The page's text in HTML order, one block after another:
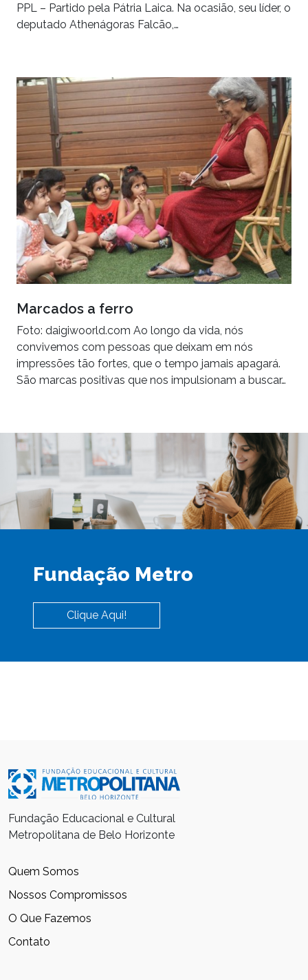
PPL – Partido pela Pátria Laica. Na ocasião, seu líder, o
deputado Athenágoras Falcão,…
Marcados a ferro
Foto: daigiwoorld.com Ao longo da vida, nós
convivemos com pessoas que deixam em nós
impressões tão fortes, que o tempo jamais apagará.
São marcas positivas que nos impulsionam a buscar…
Fundação Metro
Clique Aqui!
Fundação Educacional e Cultural
Metropolitana de Belo Horizonte
Quem Somos
Nossos Compromissos
O Que Fazemos
Contato